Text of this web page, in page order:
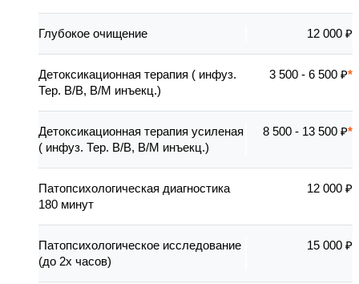
Глубокое очищение 12 000 ₽
Детоксикационная терапия ( инфуз.
Тер. В/В, В/М инъекц.)
3 500 - 6 500 ₽
Детоксикационная терапия усиленая
( инфуз. Тер. В/В, В/М инъекц.)
8 500 - 13 500 ₽
Патопсихологическая диагностика
180 минут
12 000 ₽
Патопсихологическое исследование
(до 2х часов)
15 000 ₽